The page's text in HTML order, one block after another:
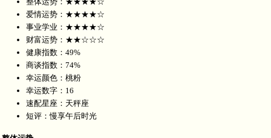
爱情运势：★★★★☆
事业学业：★★★★☆
财富运势：★★☆☆☆
健康指数：49%
商谈指数：74%
幸运颜色：桃粉
幸运数字：16
速配星座：天秤座
短评：慢享午后时光